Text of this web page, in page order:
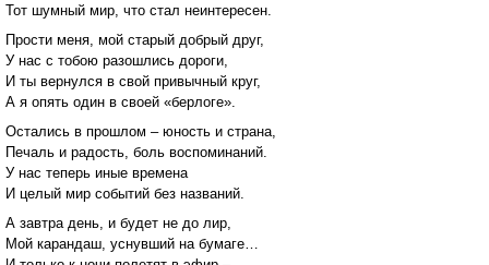
Тот шумный мир, что стал неинтересен.
Прости меня, мой старый добрый друг,
У нас с тобою разошлись дороги,
И ты вернулся в свой привычный круг,
А я опять один в своей «берлоге».
Остались в прошлом – юность и страна,
Печаль и радость, боль воспоминаний.
У нас теперь иные времена
И целый мир событий без названий.
А завтра день, и будет не до лир,
Мой карандаш, уснувший на бумаге…